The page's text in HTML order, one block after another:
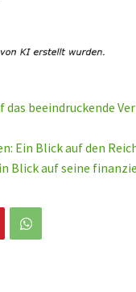
das beeindruckende
Ein Blick auf den
Blick auf seine